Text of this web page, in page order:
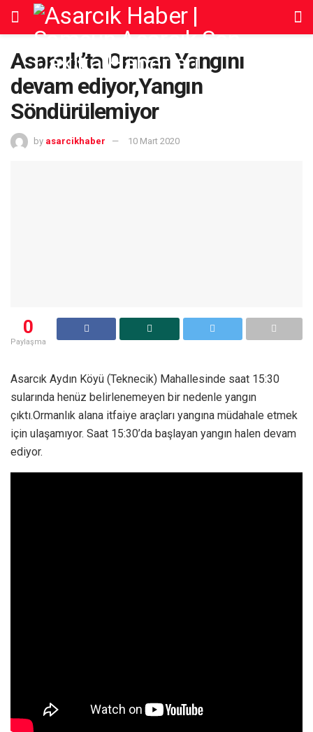
Asarcık’ta Orman Yangını
devam ediyor,Yangın
Söndürülemiyor
by asarcikhaber 10 Mart 2020
0
Paylaşma
Asarcık Aydın Köyü (Teknecik) Mahallesinde saat 15:30
sularında henüz belirlenemeyen bir nedenle yangın
çıktı.Ormanlık alana itfaiye araçları yangına müdahale etmek
için ulaşamıyor. Saat 15:30’da başlayan yangın halen devam
ediyor.